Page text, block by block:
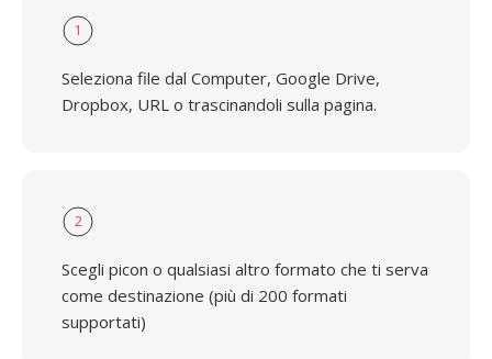
1
Seleziona file dal Computer, Google Drive,
Dropbox, URL o trascinandoli sulla pagina.
2
Scegli picon o qualsiasi altro formato che ti serva
come destinazione (più di 200 formati
supportati)